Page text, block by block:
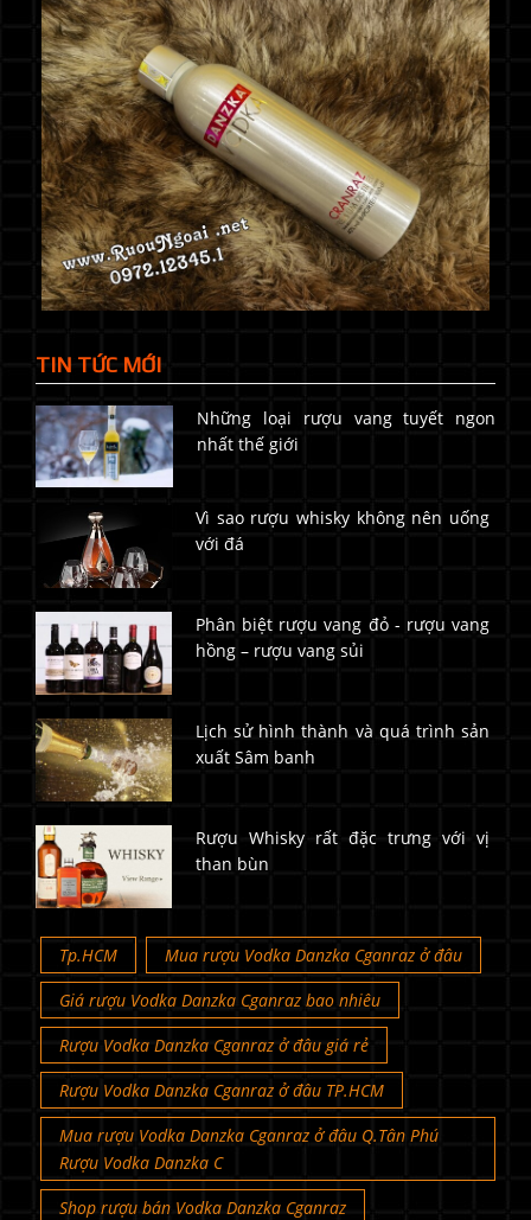
TIN TỨC MỚI
Những loại rượu vang tuyết ngon
nhất thế giới
Vì sao rượu whisky không nên uống
với đá
Phân biệt rượu vang đỏ - rượu vang
hồng – rượu vang sủi
Lịch sử hình thành và quá trình sản
xuất Sâm banh
Rượu Whisky rất đặc trưng với vị
than bùn
Tp.HCM
Mua rượu Vodka Danzka Cganraz ở đâu
Giá rượu Vodka Danzka Cganraz bao nhiêu
Rượu Vodka Danzka Cganraz ở đâu giá rẻ
Rượu Vodka Danzka Cganraz ở đâu TP.HCM
Mua rượu Vodka Danzka Cganraz ở đâu Q.Tân Phú
Rượu Vodka Danzka C
Shop rượu bán Vodka Danzka Cganraz